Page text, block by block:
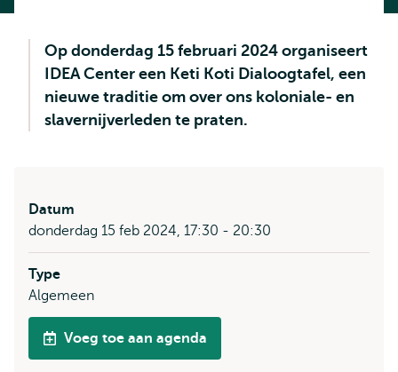
Op donderdag 15 februari 2024 organiseert
IDEA Center een Keti Koti Dialoogtafel, een
nieuwe traditie om over ons koloniale- en
slavernijverleden te praten.
Datum
donderdag 15 feb 2024, 17:30 - 20:30
Type
Algemeen
Voeg toe aan agenda